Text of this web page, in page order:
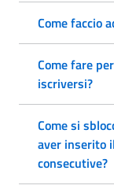
Come faccio
Come fare
iscriversi?
Come si
aver inserito
consecutive?